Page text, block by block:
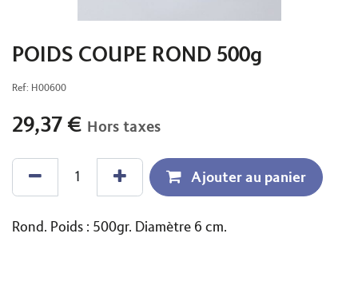
POIDS COUPE ROND 500g
Ref: H00600
29,37 € Hors taxes
Ajouter au panier
Rond. Poids : 500gr. Diamètre 6 cm.